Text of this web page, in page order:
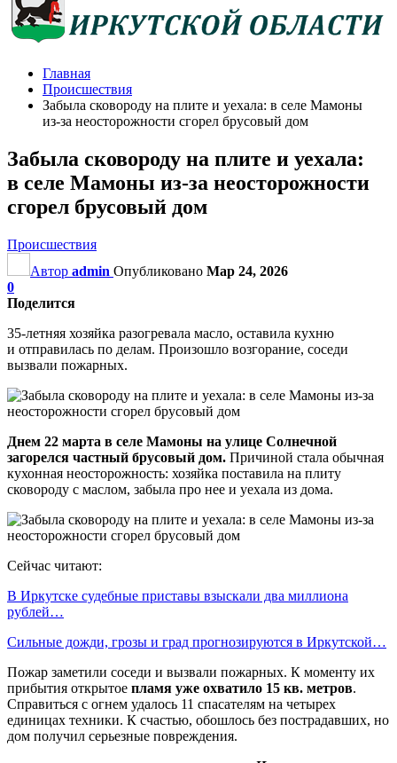
Главная
Происшествия
Забыла сковороду на плите и уехала: в селе Мамоны
из‑за неосторожности сгорел брусовый дом
Забыла сковороду на плите и уехала:
в селе Мамоны из‑за неосторожности
сгорел брусовый дом
Происшествия
Автор admin Опубликовано Мар 24, 2026
0
Поделится
35‑летняя хозяйка разогревала масло, оставила кухню
и отправилась по делам. Произошло возгорание, соседи
вызвали пожарных.
Днем 22 марта в селе Мамоны на улице Солнечной
загорелся частный брусовый дом. Причиной стала обычная
кухонная неосторожность: хозяйка поставила на плиту
сковороду с маслом, забыла про нее и уехала из дома.
Сейчас читают:
В Иркутске судебные приставы взыскали два миллиона
рублей…
Сильные дожди, грозы и град прогнозируются в Иркутской…
Пожар заметили соседи и вызвали пожарных. К моменту их
прибытия открытое пламя уже охватило 15 кв. метров.
Справиться с огнем удалось 11 спасателям на четырех
единицах техники. К счастью, обошлось без пострадавших, но
дом получил серьезные повреждения.